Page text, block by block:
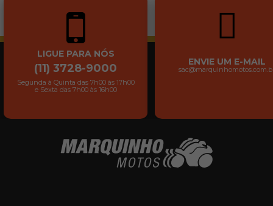
LIGUE PARA NÓS
(11) 3728-9000
Segunda à Quinta das 7h00 às 17h00
e Sexta das 7h00 às 16h00
ENVIE UM E-MAIL